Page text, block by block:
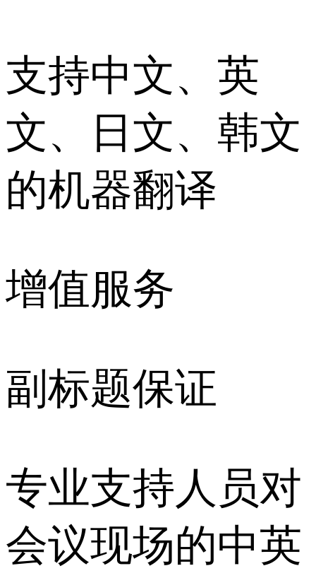
支持中文、英
文、日文、韩文
的机器翻译
增值服务
副标题保证
专业支持人员对
会议现场的中英